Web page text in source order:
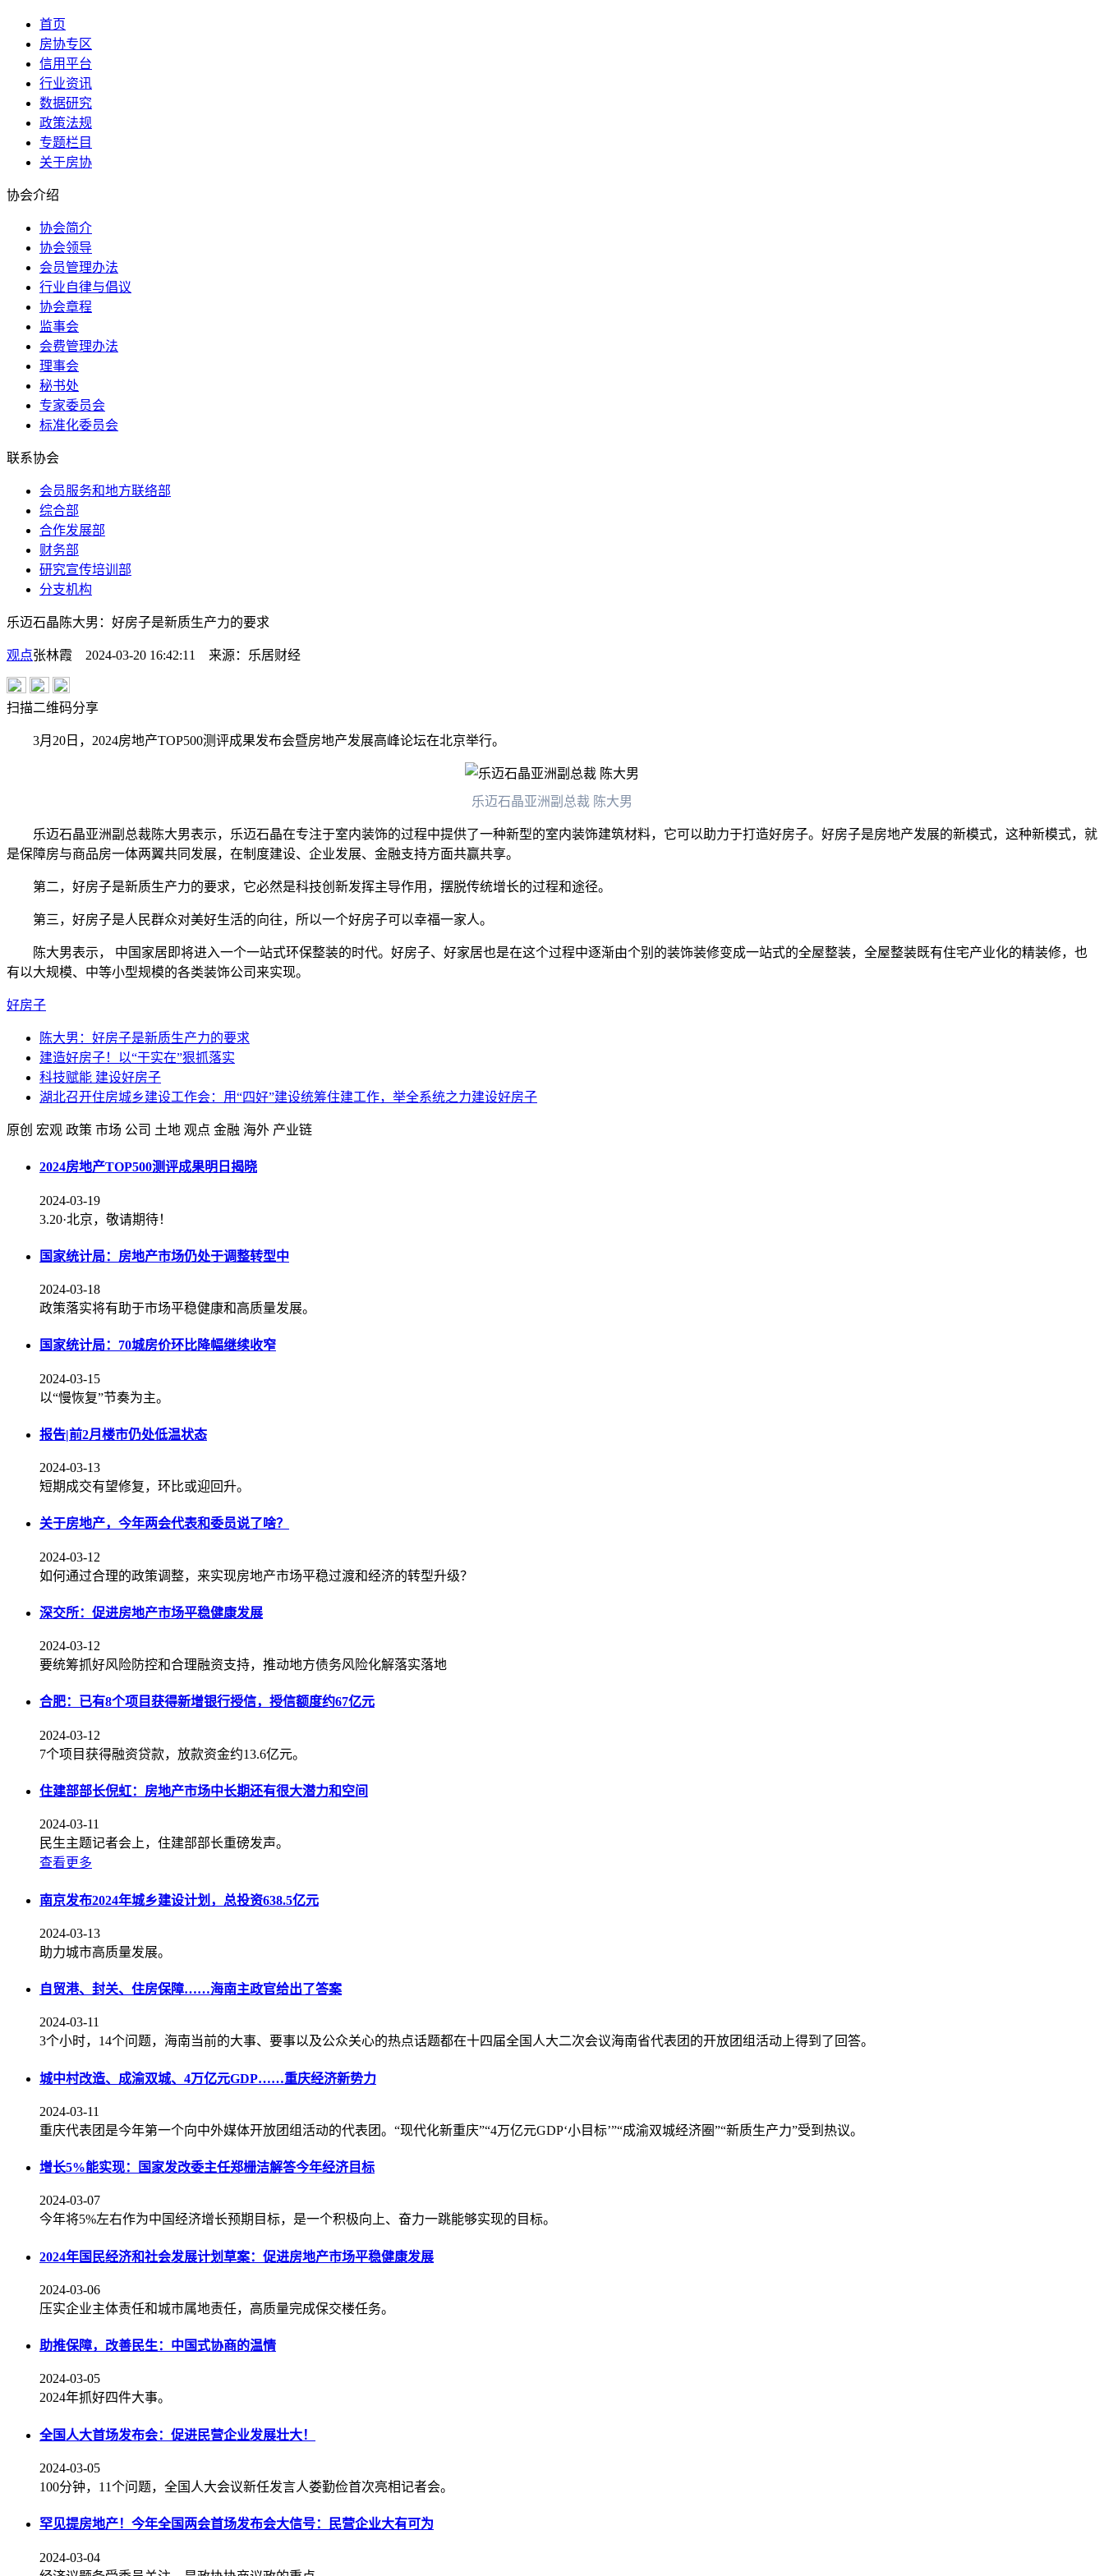
首页
房协专区
信用平台
行业资讯
数据研究
政策法规
专题栏目
关于房协
协会介绍
协会简介
协会领导
会员管理办法
行业自律与倡议
协会章程
监事会
会费管理办法
理事会
秘书处
专家委员会
标准化委员会
联系协会
会员服务和地方联络部
综合部
合作发展部
财务部
研究宣传培训部
分支机构
乐迈石晶陈大男：好房子是新质生产力的要求
观点张林霞 2024-03-20 16:42:11 来源： 乐居财经
扫描二维码分享
3月20日，2024房地产TOP500测评成果发布会暨房地产发展高峰论坛在北京举行。
乐迈石晶亚洲副总裁 陈大男
乐迈石晶亚洲副总裁陈大男表示，乐迈石晶在专注于室内装饰的过程中提供了一种新型的室内装饰建筑材料，它可以助力于打造好房子。好房子是房地产发展的新模式，这种新模式，就
是保障房与商品房一体两翼共同发展，在制度建设、企业发展、金融支持方面共赢共享。
第二，好房子是新质生产力的要求，它必然是科技创新发挥主导作用，摆脱传统增长的过程和途径。
第三，好房子是人民群众对美好生活的向往，所以一个好房子可以幸福一家人。
陈大男表示， 中国家居即将进入一个一站式环保整装的时代。好房子、好家居也是在这个过程中逐渐由个别的装饰装修变成一站式的全屋整装，全屋整装既有住宅产业化的精装修，也
有以大规模、中等小型规模的各类装饰公司来实现。
好房子
陈大男：好房子是新质生产力的要求
建造好房子！以“干实在”狠抓落实
科技赋能 建设好房子
湖北召开住房城乡建设工作会：用“四好”建设统筹住建工作，举全系统之力建设好房子
原创 宏观 政策 市场 公司 土地 观点 金融 海外 产业链
2024房地产TOP500测评成果明日揭晓
2024-03-19
3.20·北京，敬请期待！
国家统计局：房地产市场仍处于调整转型中
2024-03-18
政策落实将有助于市场平稳健康和高质量发展。
国家统计局：70城房价环比降幅继续收窄
2024-03-15
以“慢恢复”节奏为主。
报告|前2月楼市仍处低温状态
2024-03-13
短期成交有望修复，环比或迎回升。
关于房地产，今年两会代表和委员说了啥？
2024-03-12
如何通过合理的政策调整，来实现房地产市场平稳过渡和经济的转型升级？
深交所：促进房地产市场平稳健康发展
2024-03-12
要统筹抓好风险防控和合理融资支持，推动地方债务风险化解落实落地
合肥：已有8个项目获得新增银行授信，授信额度约67亿元
2024-03-12
7个项目获得融资贷款，放款资金约13.6亿元。
住建部部长倪虹：房地产市场中长期还有很大潜力和空间
2024-03-11
民生主题记者会上，住建部部长重磅发声。
查看更多
南京发布2024年城乡建设计划，总投资638.5亿元
2024-03-13
助力城市高质量发展。
自贸港、封关、住房保障……海南主政官给出了答案
2024-03-11
3个小时，14个问题，海南当前的大事、要事以及公众关心的热点话题都在十四届全国人大二次会议海南省代表团的开放团组活动上得到了回答。
城中村改造、成渝双城、4万亿元GDP……重庆经济新势力
2024-03-11
重庆代表团是今年第一个向中外媒体开放团组活动的代表团。“现代化新重庆”“4万亿元GDP‘小目标’”“成渝双城经济圈”“新质生产力”受到热议。
增长5%能实现：国家发改委主任郑栅洁解答今年经济目标
2024-03-07
今年将5%左右作为中国经济增长预期目标，是一个积极向上、奋力一跳能够实现的目标。
2024年国民经济和社会发展计划草案：促进房地产市场平稳健康发展
2024-03-06
压实企业主体责任和城市属地责任，高质量完成保交楼任务。
助推保障，改善民生：中国式协商的温情
2024-03-05
2024年抓好四件大事。
全国人大首场发布会：促进民营企业发展壮大！
2024-03-05
100分钟，11个问题，全国人大会议新任发言人娄勤俭首次亮相记者会。
罕见提房地产！今年全国两会首场发布会大信号：民营企业大有可为
2024-03-04